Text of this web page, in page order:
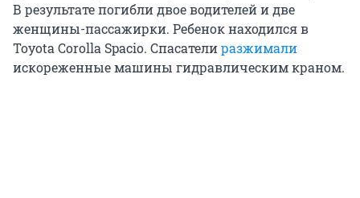
В результате погибли двое водителей и две
женщины-пассажирки. Ребенок находился в
Toyota Corolla Spacio. Спасателиразжимали
искореженные машины гидравлическим краном.